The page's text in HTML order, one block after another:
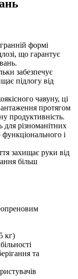
формі
що гарантує
забезпечує
підлогу від
чавуну, ці
протягом
продуктивність.
для різноманітних
функціонального і
захищає руки від
більш
кг)
та